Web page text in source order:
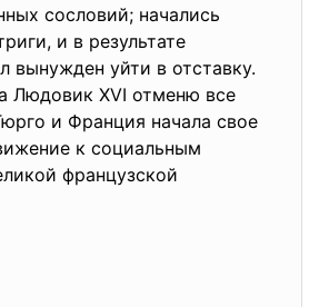
сословий; начались
и в результате
вынужден уйти в отставку.
Людовик XVI отменю все
и Франция начала свое
к социальным
французской